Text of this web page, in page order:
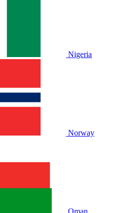
Nigeria
Norway
Oman